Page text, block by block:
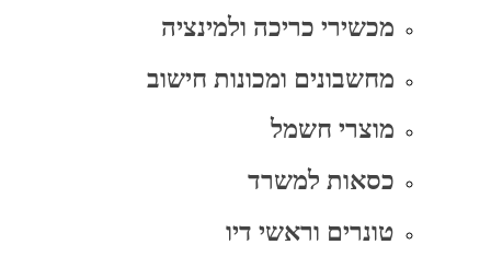
מכשירי כריכה ולמינציה
מחשבונים ומכונות חישוב
מוצרי חשמל
כסאות למשרד
טונרים וראשי דיו